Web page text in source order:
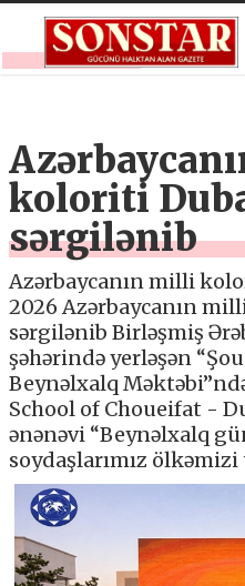
koloriti
sərgilənib
Azərbaycanın milli
2026 Azərbaycanın
sərgilənib Birləşmiş
şəhərində yerləşən
Beynəlxalq
School of Choueifat -
ənənəvi “Beynəlxalq
soydaşlarımız